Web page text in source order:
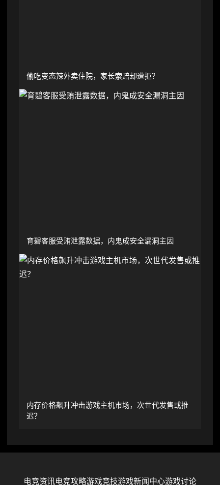
偷吃变态辣外卖住院，家长索赔却遭拒？
育碧客服受贿泄露数据，内鬼成安全漏洞主因
内存价格飙升冲击游戏主机市场，次世代发售或推
迟？
电竞资讯电竞攻略游戏竞技游戏新闻中心游戏讨论